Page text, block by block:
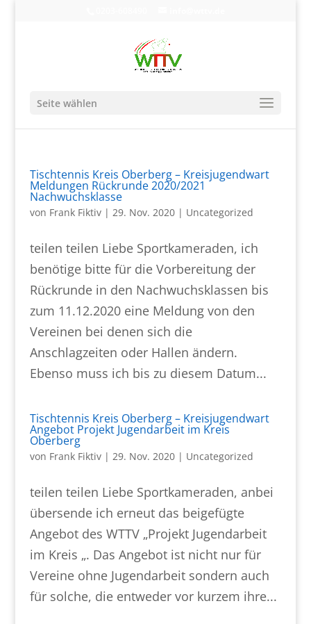
Seite wählen
Tischtennis Kreis Oberberg – Kreisjugendwart
Meldungen Rückrunde 2020/2021
Nachwuchsklasse
von Frank Fiktiv| 29. Nov. 2020| Uncategorized
teilen teilen Liebe Sportkameraden, ich
benötige bitte für die Vorbereitung der
Rückrunde in den Nachwuchsklassen bis
zum 11.12.2020 eine Meldung von den
Vereinen bei denen sich die
Anschlagzeiten oder Hallen ändern.
Ebenso muss ich bis zu diesem Datum...
Tischtennis Kreis Oberberg – Kreisjugendwart
Angebot Projekt Jugendarbeit im Kreis
Oberberg
von Frank Fiktiv| 29. Nov. 2020| Uncategorized
teilen teilen Liebe Sportkameraden, anbei
übersende ich erneut das beigefügte
Angebot des WTTV „Projekt Jugendarbeit
im Kreis „. Das Angebot ist nicht nur für
Vereine ohne Jugendarbeit sondern auch
für solche, die entweder vor kurzem ihre...